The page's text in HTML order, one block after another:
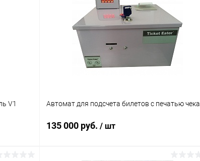
V1 Автомат для подсчета билетов с печатью чека
135 000 руб. / шт